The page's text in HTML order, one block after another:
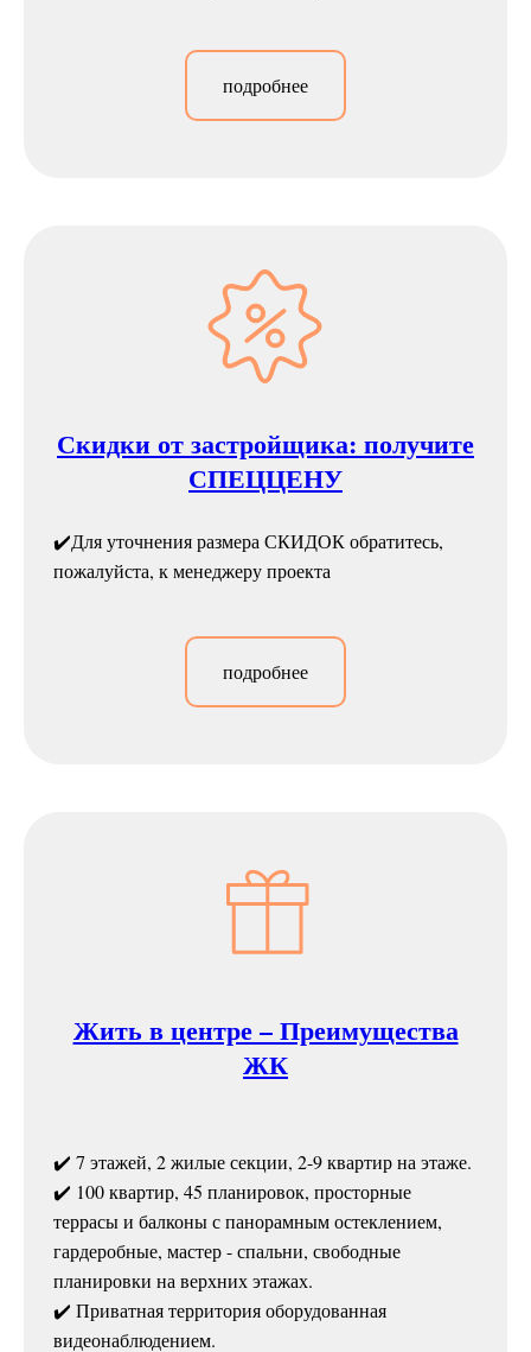
подробнее
Скидки от застройщика: получите
СПЕЦЦЕНУ
✔️Для уточнения размера СКИДОК обратитесь,
пожалуйста, к менеджеру проекта
подробнее
Жить в центре – Преимущества
ЖК
✔️ 7 этажей, 2 жилые секции, 2-9 квартир на этаже.
✔️ 100 квартир, 45 планировок, просторные
террасы и балконы с панорамным остеклением,
гардеробные, мастер - спальни, свободные
планировки на верхних этажах.
✔️ Приватная территория оборудованная
видеонаблюдением.